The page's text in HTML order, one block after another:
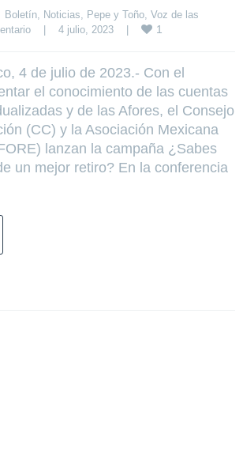
Boletín Noticias Pepe y Toño Voz de las
| 4 julio, 2023 | 1
4 de julio de 2023.- Con el
el conocimiento de las cuentas
y de las Afores, el Consejo
(CC) y la Asociación Mexicana
lanzan la campaña ¿Sabes
un mejor retiro? En la conferencia